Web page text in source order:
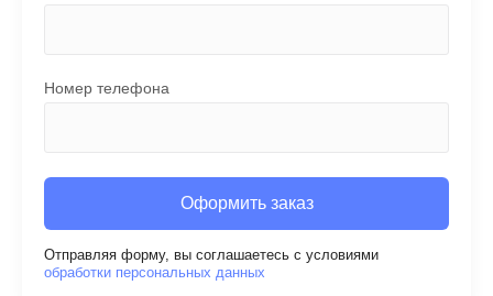
Номер телефона
Оформить заказ
Отправляя форму, вы соглашаетесь с условиями
обработки персональных данных